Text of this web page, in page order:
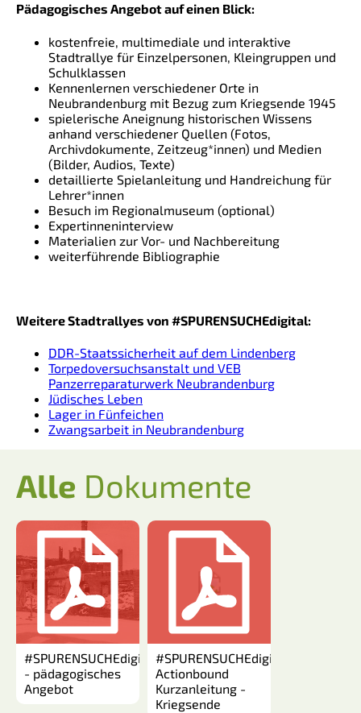
Pädagogisches Angebot auf einen Blick:
kostenfreie, multimediale und interaktive
Stadtrallye für Einzelpersonen, Kleingruppen und
Schulklassen
Kennenlernen verschiedener Orte in
Neubrandenburg mit Bezug zum Kriegsende 1945
spielerische Aneignung historischen Wissens
anhand verschiedener Quellen (Fotos,
Archivdokumente, Zeitzeug*innen) und Medien
(Bilder, Audios, Texte)
detaillierte Spielanleitung und Handreichung für
Lehrer*innen
Besuch im Regionalmuseum (optional)
Expertinneninterview
Materialien zur Vor- und Nachbereitung
weiterführende Bibliographie
Weitere Stadtrallyes von #SPURENSUCHEdigital:
DDR-Staatssicherheit auf dem Lindenberg
Torpedoversuchsanstalt und VEB
Panzerreparaturwerk Neubrandenburg
Jüdisches Leben
Lager in Fünfeichen
Zwangsarbeit in Neubrandenburg
Alle Dokumente
#SPURENSUCHEdigital: Kriegsende
- pädagogisches
Angebot
#SPURENSUCHEdigital:
Actionbound
Kurzanleitung -
Kriegsende